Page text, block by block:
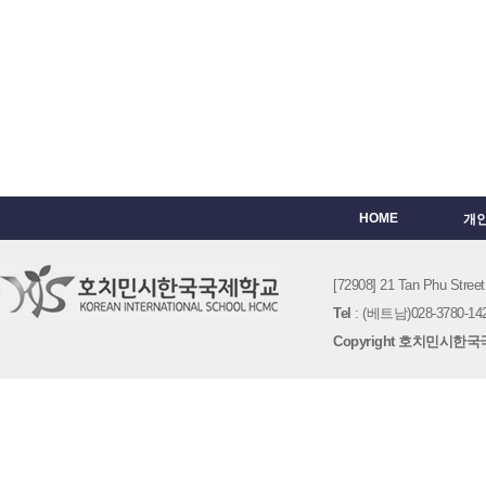
HOME 개
[72908] 21 Tan Phu
Tel : (베트남)028-3780-
Copyright 호치민시한국